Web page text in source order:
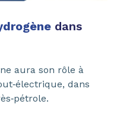
dans
aura son rôle à
dans